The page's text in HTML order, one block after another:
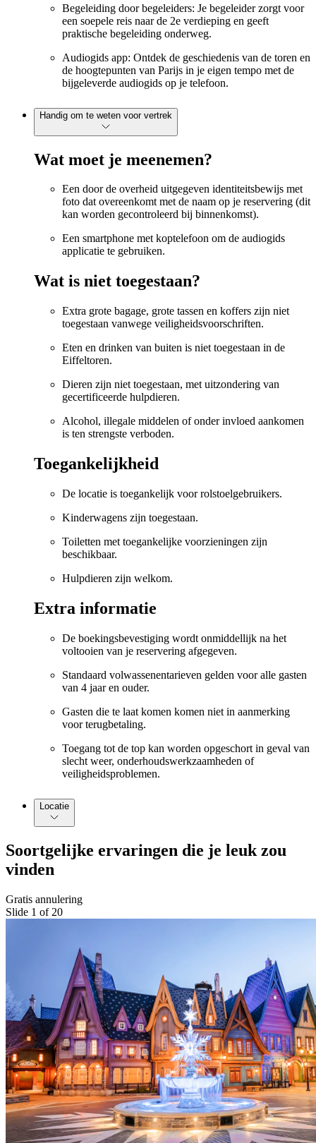
Begeleiding door begeleiders: Je begeleider zorgt voor
een soepele reis naar de 2e verdieping en geeft
praktische begeleiding onderweg.
Audiogids app: Ontdek de geschiedenis van de toren en
de hoogtepunten van Parijs in je eigen tempo met de
bijgeleverde audiogids op je telefoon.
Handig om te weten voor vertrek
Wat moet je meenemen?
Een door de overheid uitgegeven identiteitsbewijs met
foto dat overeenkomt met de naam op je reservering (dit
kan worden gecontroleerd bij binnenkomst).
Een smartphone met koptelefoon om de audiogids
applicatie te gebruiken.
Wat is niet toegestaan?
Extra grote bagage, grote tassen en koffers zijn niet
toegestaan vanwege veiligheidsvoorschriften.
Eten en drinken van buiten is niet toegestaan in de
Eiffeltoren.
Dieren zijn niet toegestaan, met uitzondering van
gecertificeerde hulpdieren.
Alcohol, illegale middelen of onder invloed aankomen
is ten strengste verboden.
Toegankelijkheid
De locatie is toegankelijk voor rolstoelgebruikers.
Kinderwagens zijn toegestaan.
Toiletten met toegankelijke voorzieningen zijn
beschikbaar.
Hulpdieren zijn welkom.
Extra informatie
De boekingsbevestiging wordt onmiddellijk na het
voltooien van je reservering afgegeven.
Standaard volwassenentarieven gelden voor alle gasten
van 4 jaar en ouder.
Gasten die te laat komen komen niet in aanmerking
voor terugbetaling.
Toegang tot de top kan worden opgeschort in geval van
slecht weer, onderhoudswerkzaamheden of
veiligheidsproblemen.
Locatie
Soortgelijke ervaringen die je leuk zou
vinden
Gratis annulering
Slide 1 of 20